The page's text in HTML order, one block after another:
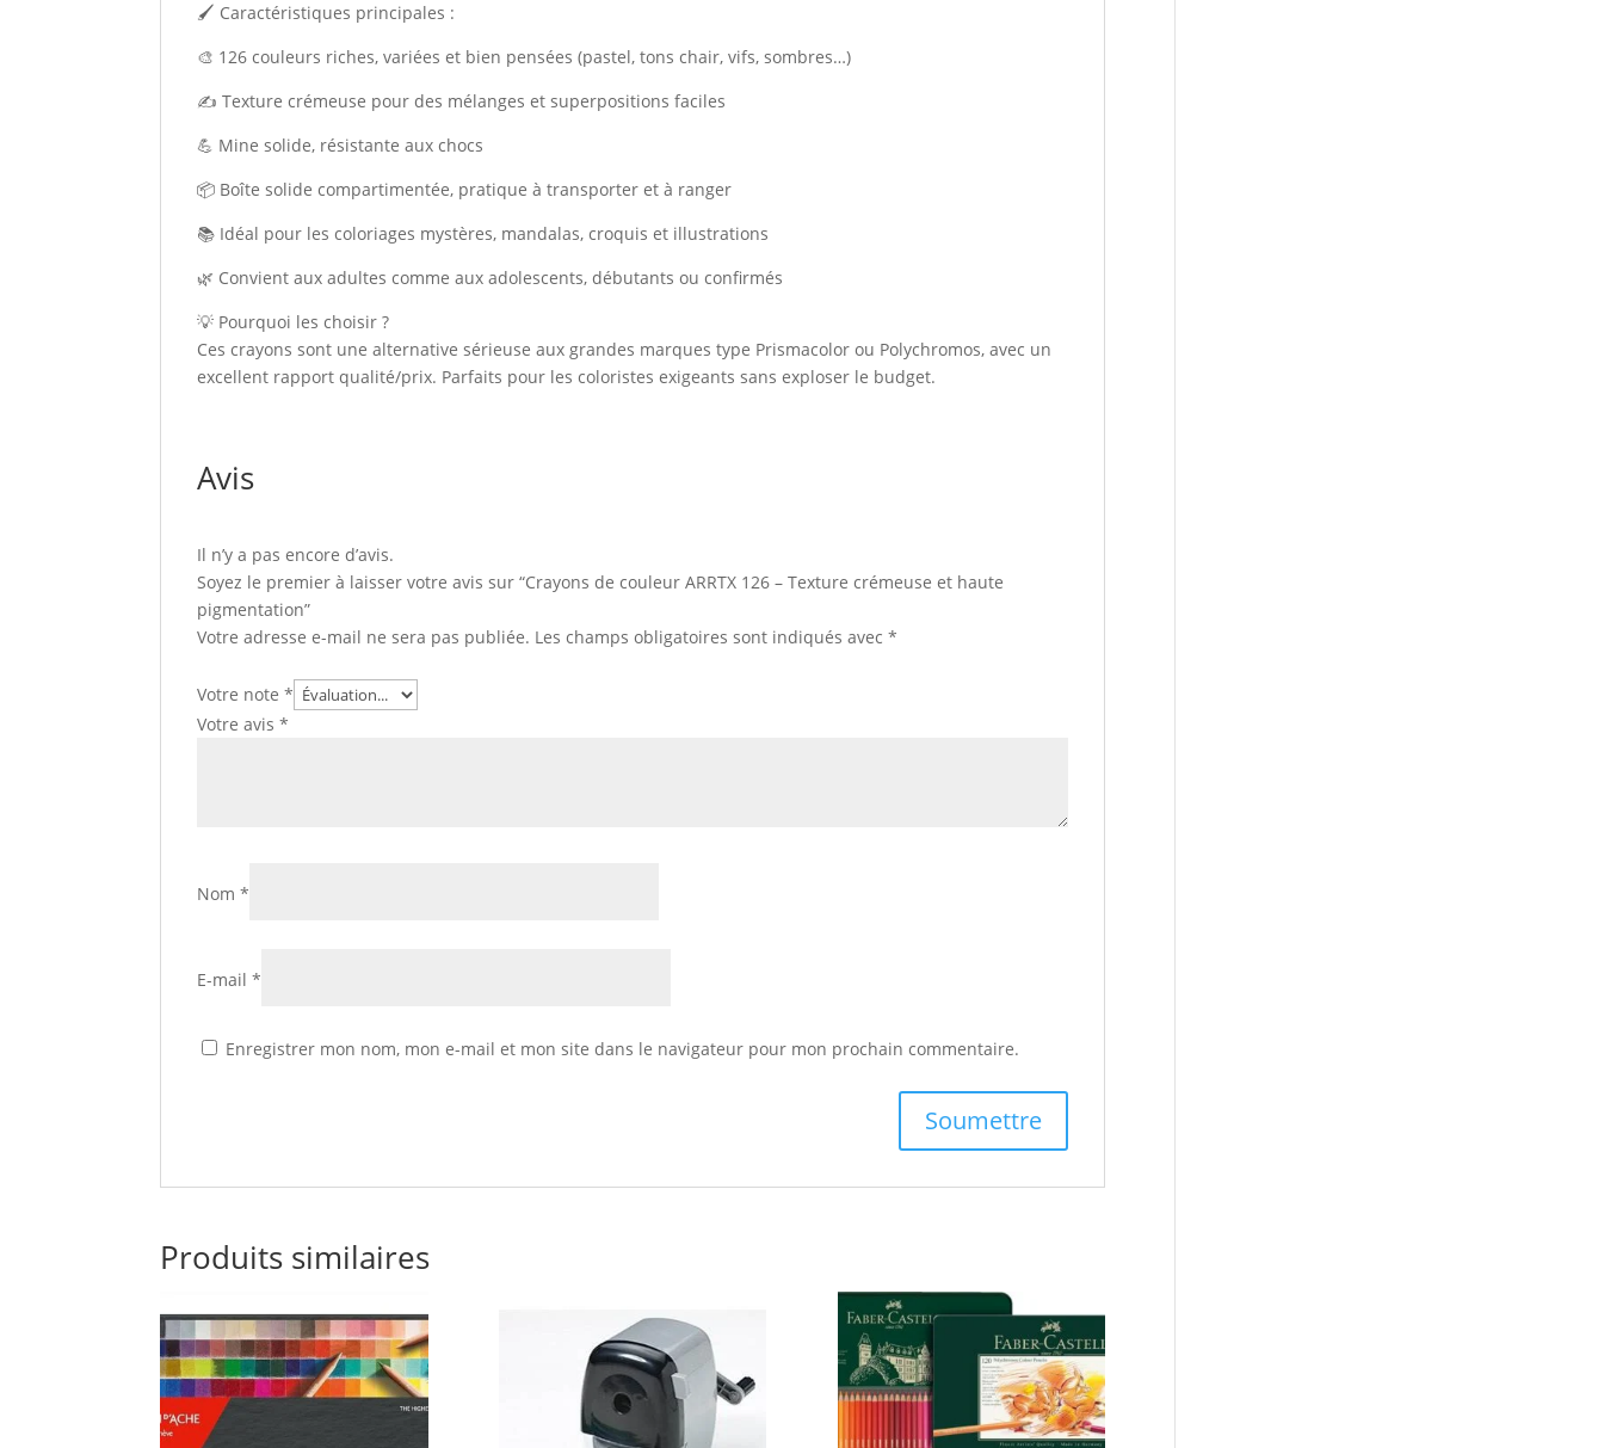
🖌️ Caractéristiques principales :
🎨 126 couleurs riches, variées et bien pensées (pastel, tons chair, vifs, sombres…)
✍️ Texture crémeuse pour des mélanges et superpositions faciles
💪 Mine solide, résistante aux chocs
📦 Boîte solide compartimentée, pratique à transporter et à ranger
📚 Idéal pour les coloriages mystères, mandalas, croquis et illustrations
🌿 Convient aux adultes comme aux adolescents, débutants ou confirmés
💡 Pourquoi les choisir ?
Ces crayons sont une alternative sérieuse aux grandes marques type Prismacolor ou Polychromos, avec un
excellent rapport qualité/prix. Parfaits pour les coloristes exigeants sans exploser le budget.
Avis
Il n’y a pas encore d’avis.
Soyez le premier à laisser votre avis sur “Crayons de couleur ARRTX 126 – Texture crémeuse et haute
pigmentation”
Votre adresse e-mail ne sera pas publiée. Les champs obligatoires sont indiqués avec*
Votre note*
Votre avis*
Nom*
E-mail*
Enregistrer mon nom, mon e-mail et mon site dans le navigateur pour mon prochain commentaire.
Produits similaires